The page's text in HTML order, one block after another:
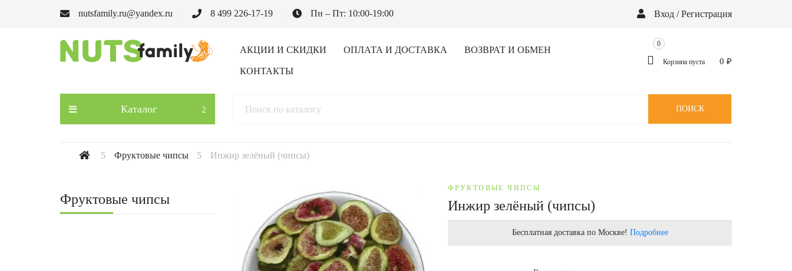
nutsfamily.ru@yandex.ru 8 499 226-17-19 Пн – Пт: 10:00-19:00 Вход / Регистрация
АКЦИИ И СКИДКИ ОПЛАТА И ДОСТАВКА ВОЗВРАТ И ОБМЕН
КОНТАКТЫ
Корзина пуста
0
0 ₽
Каталог ПОИСК
Фруктовые чипсы Инжир зелёный (чипсы)
Фруктовые чипсы
ФРУКТОВЫЕ ЧИПСЫ
Инжир зелёный (чипсы)
Бесплатная доставка по Москве! Подробнее